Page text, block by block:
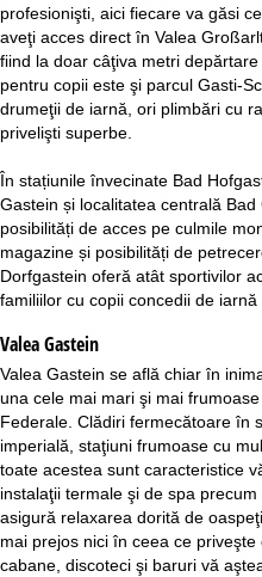
profesionişti, aici fiecare va găsi
aveţi acces direct în Valea
fiind la doar câţiva metri
pentru copii este şi parcul Gasti-
drumeţii de iarnă, ori plimbări cu
privelişti superbe.
În stațiunile învecinate Bad
Gastein și localitatea centrală
posibilități de acces pe culmile
magazine și posibilități de
Dorfgastein oferă atât sportivilor
familiilor cu copii concedii de iarnă
Valea Gastein
Valea Gastein se află chiar în
una cele mai mari şi mai
Federale. Clădiri fermecătoare în
imperială, staţiuni frumoase cu
toate acestea sunt caracteristice
instalaţii termale şi de spa
asigură relaxarea dorită de
mai prejos nici în ceea ce
cabane, discoteci şi baruri vă